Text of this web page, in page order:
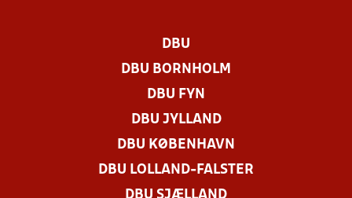
DBU
DBU BORNHOLM
DBU FYN
DBU JYLLAND
DBU KØBENHAVN
DBU LOLLAND-FALSTER